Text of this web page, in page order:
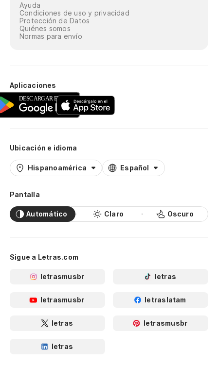
Ayuda
Condiciones de uso y privacidad
Protección de Datos
Quiénes somos
Normas para envío
Aplicaciones
Ubicación e idioma
Hispanoamérica Español
Pantalla
Automático Claro Oscuro
Sigue a Letras.com
letrasmusbr letras
letrasmusbr letraslatam
letras letrasmusbr
letras